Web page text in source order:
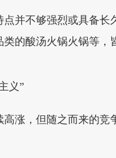
并不够强烈或具备
的酸汤火锅火锅等，
义”
涨，但随之而来的